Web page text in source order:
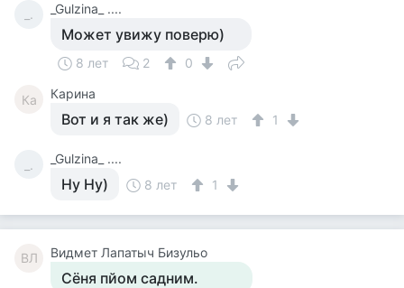
_. _Gulzina_ ....
Может увижу поверю)
8 лет 2 0
Ка Карина
Вот и я так же) 8 лет 1
_. _Gulzina_ ....
Ну Ну) 8 лет 1
ВЛ Видмет Лапатыч Бизульо
Сёня пйом садним.